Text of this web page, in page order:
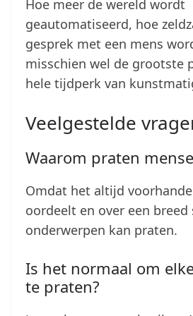
Hoe meer de wereld wordt
geautomatiseerd, hoe
gesprek met een mens
misschien wel de grootste
hele tijdperk van
Veelgestelde
Waarom praten
Omdat het altijd
oordeelt en over een breed
onderwerpen kan praten.
Is het normaal om
te praten?